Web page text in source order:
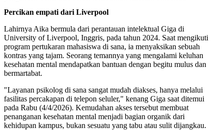
Percikan empati dari Liverpool
Lahirnya Aika bermula dari perantauan intelektual Giga di
University of Liverpool, Inggris, pada tahun 2024. Saat mengikuti
program pertukaran mahasiswa di sana, ia menyaksikan sebuah
kontras yang tajam. Seorang temannya yang mengalami keluhan
kesehatan mental mendapatkan bantuan dengan begitu mulus dan
bermartabat.
"Layanan psikolog di sana sangat mudah diakses, hanya melalui
fasilitas percakapan di telepon seluler," kenang Giga saat ditemui
pada Rabu (4/4/2026). Kemudahan akses tersebut membuat
penanganan kesehatan mental menjadi bagian organik dari
kehidupan kampus, bukan sesuatu yang tabu atau sulit dijangkau.